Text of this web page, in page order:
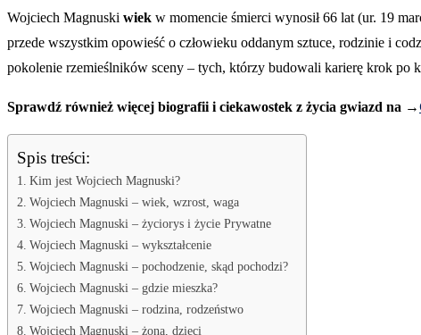
Wojciech Magnuski wiek w momencie śmierci wynosił 66 lat (ur. 19
przede wszystkim opowieść o człowieku oddanym sztuce, rodzinie i
pokolenie rzemieślników sceny – tych, którzy budowali karierę krok po
Sprawdź również więcej biografii i ciekawostek z życia gwiazd na →
Spis treści:
Kim jest Wojciech Magnuski?
Wojciech Magnuski – wiek, wzrost, waga
Wojciech Magnuski – życiorys i życie Prywatne
Wojciech Magnuski – wykształcenie
Wojciech Magnuski – pochodzenie, skąd pochodzi?
Wojciech Magnuski – gdzie mieszka?
Wojciech Magnuski – rodzina, rodzeństwo
Wojciech Magnuski – żona, dzieci